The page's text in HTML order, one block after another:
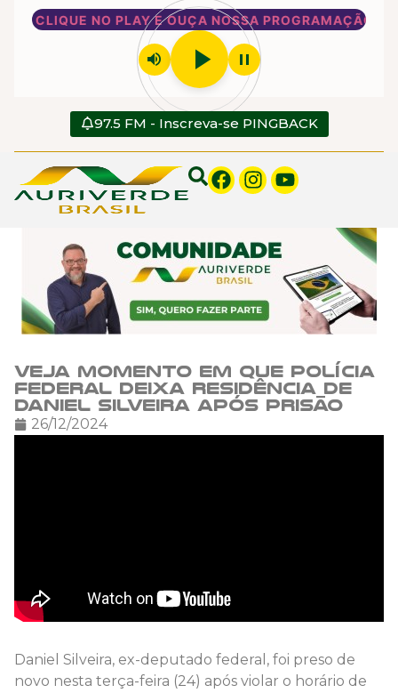
CLIQUE NO PLAY E OUÇA NOSSA PROGRAMAÇÃO
volume_up play_arrow pause
97.5 FM - Inscreva-se PINGBACK
Veja momento em que Polícia
Federal deixa residência de
Daniel Silveira após prisão
26/12/2024
Daniel Silveira, ex-deputado federal, foi preso de
novo nesta terça-feira (24) após violar o horário de